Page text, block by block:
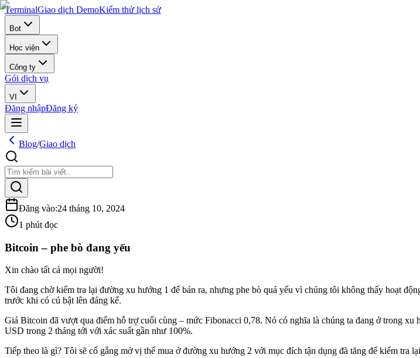
TerminalGiao dịch DemoKiểm thử lịch sử
Bot
Học viện
Công ty
Gói dịch vụ
VI
Đăng nhậpĐăng ký
Blog/Giao dịch
Đăng vào:24 tháng 10, 2024
1 phút đọc
Bitcoin – phe bò đang yếu
Xin chào tất cả mọi người!
Tôi đang chờ kiểm tra lại đường xu hướng 1 để bán ra, nhưng phe bò quá yếu vì chúng tôi không thấy hoạt
trước khi có cú bật lên đáng kể.
Giá Bitcoin đã vượt qua điểm hỗ trợ cuối cùng – mức Fibonacci 0,78. Nó có nghĩa là chúng ta đang ở trong
USD trong 2 tháng tới với xác suất gần như 100%.
Tiếp theo là gì? Tôi sẽ cố gắng mở vị thế mua ở đường xu hướng 2 với mục đích tận dụng đà tăng để kiểm tra